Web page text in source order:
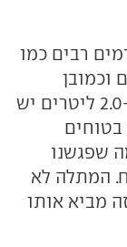
רבים כמו
וכמובן
החישוקים. בגלל שלטוסון בגרסת ה-2.0 ליטרים יש
בטוחים
שפגשנו
המתלה לא
מביא אותו